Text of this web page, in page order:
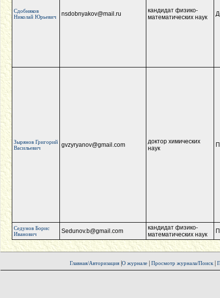
Сдобняков
Николай Юрьевич
nsdobnyakov@mail.ru
кандидат физико-
математических наук
Зырянов Григорий
Васильевич
gvzyryanov@gmail.com
доктор химических
наук
Седунов Борис
Иванович
Sedunov.b@gmail.com
кандидат физико-
математических наук
Главная/Авторизация| О журнале| Просмотр журнала/Поиск|